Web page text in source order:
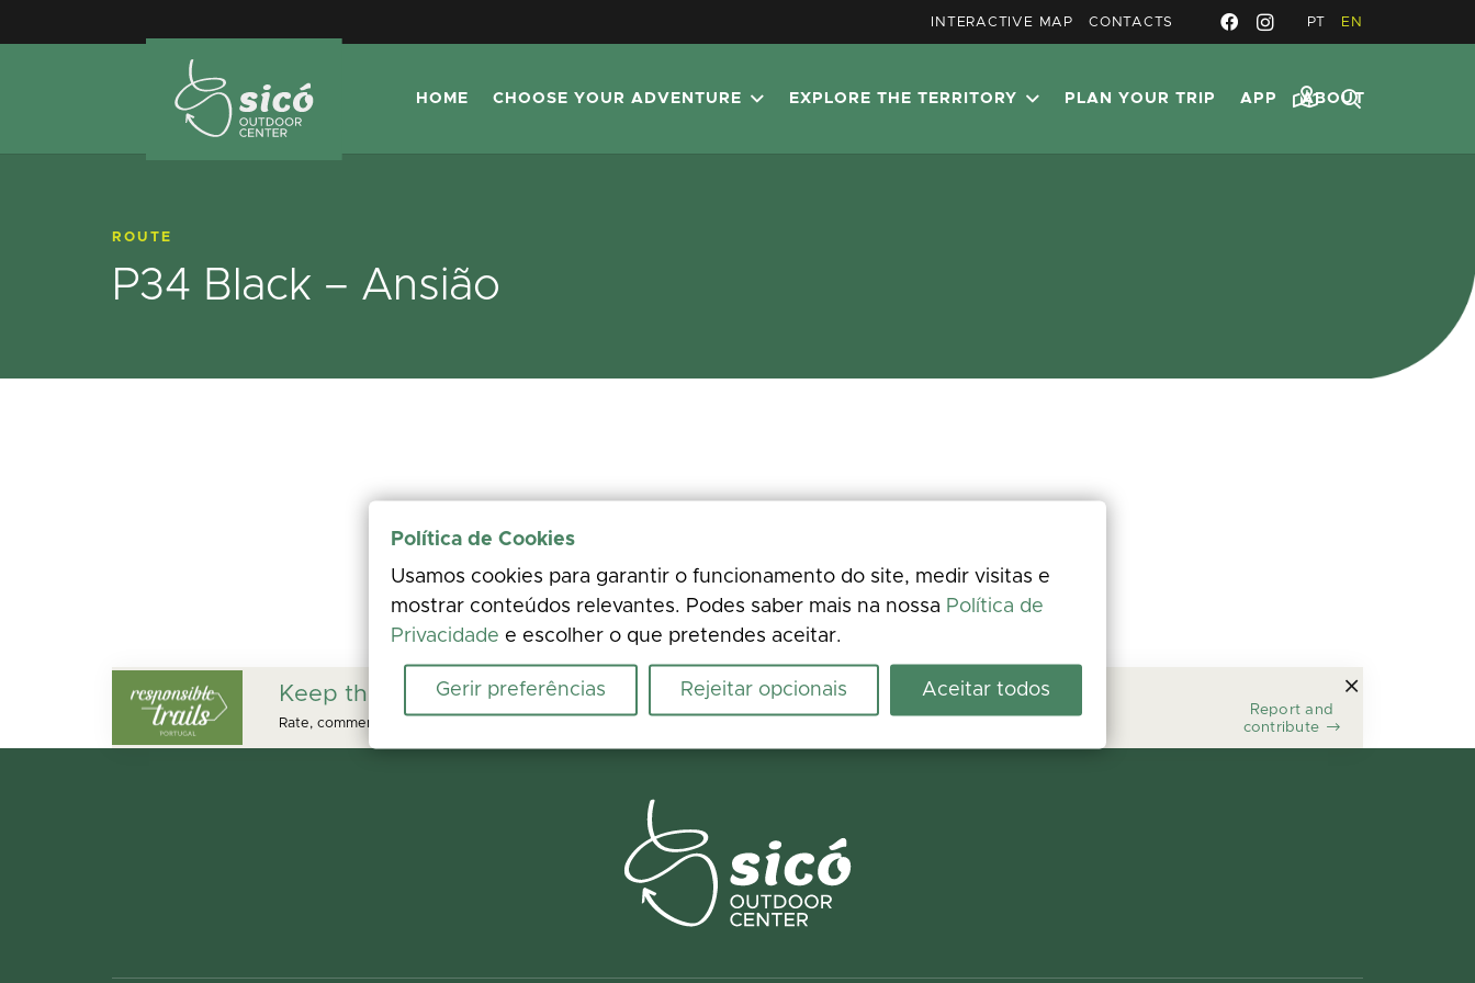
INTERACTIVE MAP CONTACTS PT EN
HOME CHOOSE YOUR ADVENTURE EXPLORE THE TERRITORY PLAN YOUR TRIP APP ABOUT
ROUTE
P34 Black – Ansião
Keep this trail safe
Rate, comment, and add photos. Spotted an issue on the ground? Report it in seconds and help us fix it.
Report and
contribute
Política de Cookies
Usamos cookies para garantir o funcionamento do site, medir visitas e
mostrar conteúdos relevantes. Podes saber mais na nossa Política de
Privacidade e escolher o que pretendes aceitar.
Gerir preferências Rejeitar opcionais Aceitar todos